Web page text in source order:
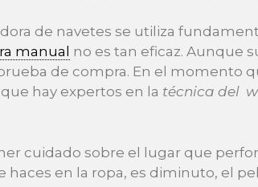
de navetes se utiliza
manual
no es tan eficaz. Aunque
de compra. En el momento
hay expertos en la técnica del
cuidado sobre el lugar que
haces en la ropa, es diminuto, el